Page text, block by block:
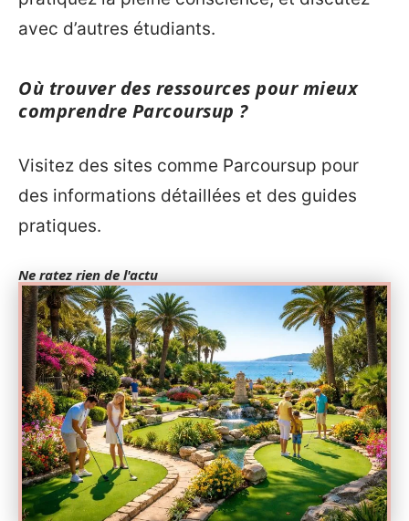
avec d’autres étudiants.
Où trouver des ressources pour mieux
comprendre Parcoursup ?
Visitez des sites comme Parcoursup pour
des informations détaillées et des guides
pratiques.
Ne ratez rien de l'actu